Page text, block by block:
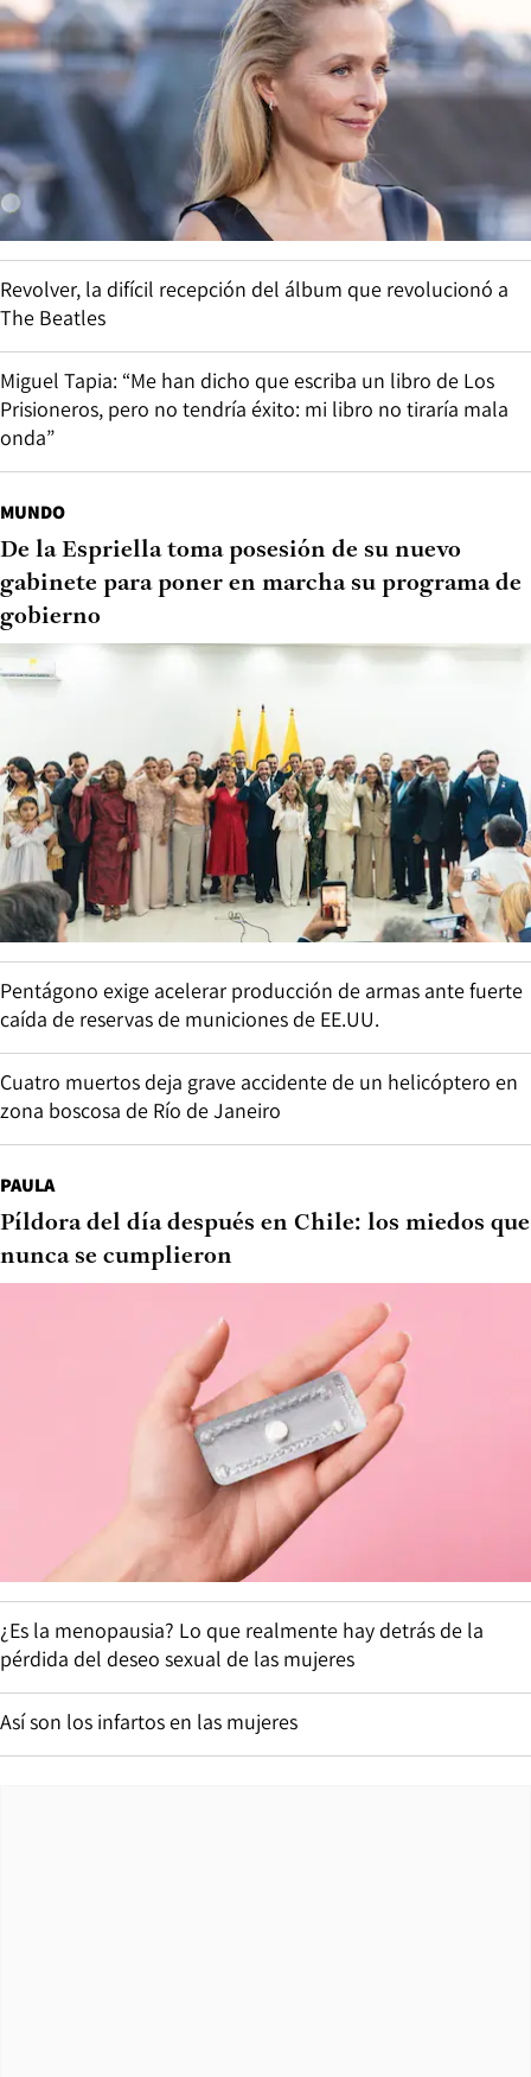
Revolver, la difícil recepción del álbum que revolucionó a
The Beatles
Miguel Tapia: “Me han dicho que escriba un libro de Los
Prisioneros, pero no tendría éxito: mi libro no tiraría mala
onda”
MUNDO
De la Espriella toma posesión de su nuevo
gabinete para poner en marcha su programa de
gobierno
Pentágono exige acelerar producción de armas ante fuerte
caída de reservas de municiones de EE.UU.
Cuatro muertos deja grave accidente de un helicóptero en
zona boscosa de Río de Janeiro
PAULA
Píldora del día después en Chile: los miedos que
nunca se cumplieron
¿Es la menopausia? Lo que realmente hay detrás de la
pérdida del deseo sexual de las mujeres
Así son los infartos en las mujeres